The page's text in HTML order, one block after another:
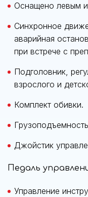
Оснащено левым
Синхронное
аварийная
при встрече с
Подголовник,
взрослого и
Комплект обивки.
Джойстик
Педаль
Управление